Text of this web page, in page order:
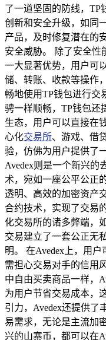
了一道坚固的防线，TP
创新和安全升级，如同
产品，及时修复潜在的
安全威胁。 除了安全性
一大显著优势，用户可
储、转账、收款等操作
畅地使用TP钱包进行交
骋一样顺畅，TP钱包还
生态，用户可以直接在
心化交易所、游戏、借
验，仿佛为用户提供了
Avedex则是一个新兴的
术，宛如一座公平公正
透明、高效的加密资产
合约技术，实现了交易
化交易所的诸多弊端，
交易建立了一套公正无
明。 在Avedex上，用
需担心交易对手的信用
中自由买卖商品一样，
为用户节省交易成本，
引力，Avedex还提供了
易需求，无论是主流加
兴的山寨币，都可以在